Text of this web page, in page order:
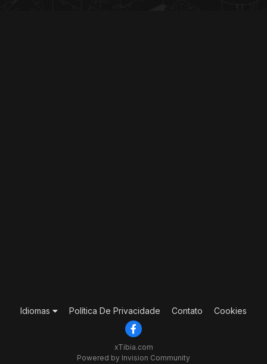
Idiomas Política De Privacidade Contato Cookies
xTibia.com
Powered by Invision Community